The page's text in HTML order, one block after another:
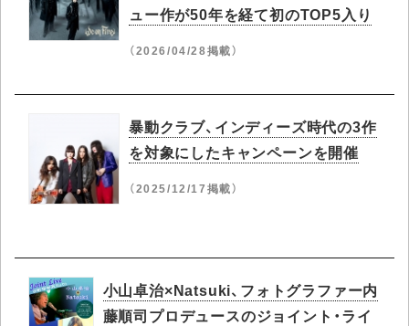
ュー作が50年を経て初のTOP5入り
（2026/04/28掲載）
暴動クラブ、インディーズ時代の3作
を対象にしたキャンペーンを開催
（2025/12/17掲載）
小山卓治×Natsuki、フォトグラファー内
藤順司プロデュースのジョイント・ライ